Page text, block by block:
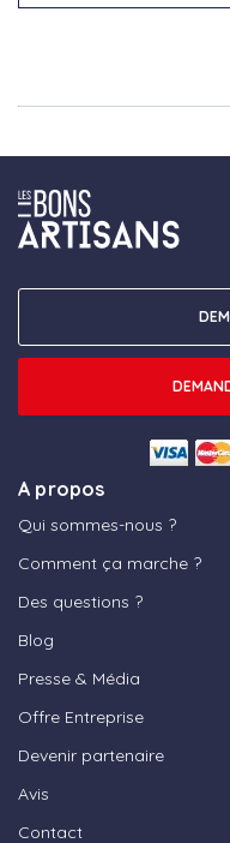
A propos
Qui sommes-nous ?
Comment ça marche ?
Des questions ?
Blog
Presse & Média
Offre Entreprise
Devenir partenaire
Avis
Contact